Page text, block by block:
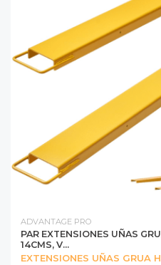
ADVANTAGE PRO
PAR EXTENSIONES UÑAS
14CMS, V...
EXTENSIONES UÑAS GRUA